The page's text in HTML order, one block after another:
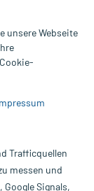
für
Bitte
benutzt
Hinweise in
Bestellung
unsere Webseite
Trafficquellen
messen und
Signals,